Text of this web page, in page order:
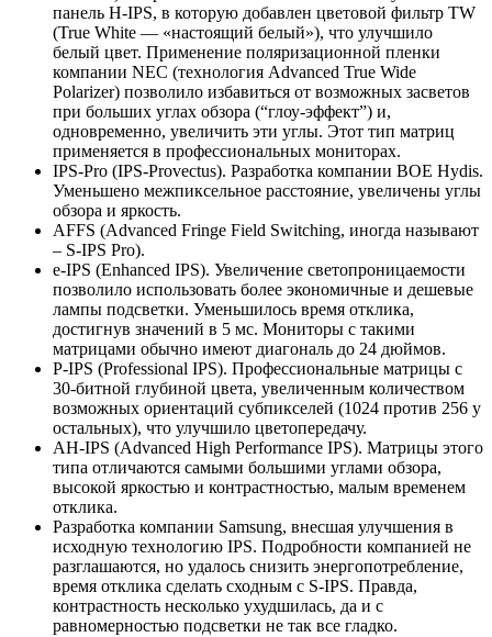
панель H-IPS, в которую добавлен цветовой фильтр TW
(True White — «настоящий белый»), что улучшило
белый цвет. Применение поляризационной пленки
компании NEC (технология Advanced True Wide
Polarizer) позволило избавиться от возможных засветов
при больших углах обзора (“глоу-эффект”) и,
одновременно, увеличить эти углы. Этот тип матриц
применяется в профессиональных мониторах.
IPS-Pro (IPS-Provectus). Разработка компании BOE Hydis.
Уменьшено межпиксельное расстояние, увеличены углы
обзора и яркость.
AFFS (Advanced Fringe Field Switching, иногда называют
– S-IPS Pro).
e-IPS (Enhanced IPS). Увеличение светопроницаемости
позволило использовать более экономичные и дешевые
лампы подсветки. Уменьшилось время отклика,
достигнув значений в 5 мс. Мониторы с такими
матрицами обычно имеют диагональ до 24 дюймов.
P-IPS (Professional IPS). Профессиональные матрицы с
30-битной глубиной цвета, увеличенным количеством
возможных ориентаций субпикселей (1024 против 256 у
остальных), что улучшило цветопередачу.
AH-IPS (Advanced High Performance IPS). Матрицы этого
типа отличаются самыми большими углами обзора,
высокой яркостью и контрастностью, малым временем
отклика.
Разработка компании Samsung, внесшая улучшения в
исходную технологию IPS. Подробности компанией не
разглашаются, но удалось снизить энергопотребление,
время отклика сделать сходным с S-IPS. Правда,
контрастность несколько ухудшилась, да и с
равномерностью подсветки не так все гладко.